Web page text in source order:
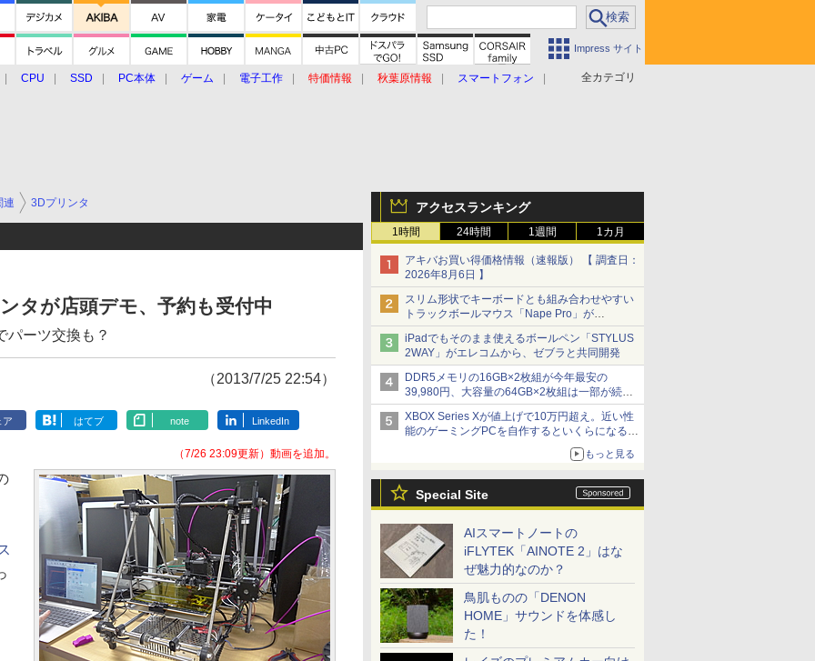
Impress サイト
全カテゴリ
CPU SSD PC本体 ゲーム 電子工作 特価情報 秋葉原情報
スマートフォン
アクセスランキング
1時間 24時間 1週間 1カ月
アキバお買い得価格情報（速報版） 【 調査日：
2026年8月6日 】
スリム形状でキーボードとも組み合わせやすい
トラックボールマウス「Nape Pro」が
Keychronから
iPadでもそのまま使えるボールペン「STYLUS
2WAY」がエレコムから、ゼブラと共同開発
DDR5メモリの16GB×2枚組が今年最安の
39,980円、大容量の64GB×2枚組は一部が続騰
[8月前半のメモリ価格]
XBOX Series Xが値上げで10万円超え。近い性
能のゲーミングPCを自作するといくらになる？
【石田賀津男の『酒の肴にPCゲーム』】
もっと見る
Special Site
AIスマートノートの
iFLYTEK「AINOTE 2」はな
ぜ魅力的なのか？
鳥肌ものの「DENON
HOME」サウンドを体感し
た！
連 3Dプリンタ
タが店頭デモ、予約も受付中
パーツ交換も？
（2013/7/25 22:54）
ア はてブ note LinkedIn
（7/26 23:09更新）動画を追加。